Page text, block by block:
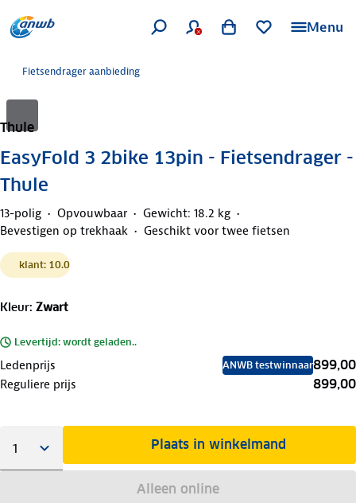
Menu
Fietsendrager aanbieding
Thule
EasyFold 3 2bike 13pin - Fietsendrager -
Thule
13-polig Opvouwbaar
Gewicht: 18.2 kg
Bevestigen op trekhaak
Geschikt voor twee fietsen
klant: 10.0
Kleur: Zwart
Levertijd: wordt geladen..
Ledenprijs ANWB testwinnaar899,00
Reguliere prijs 899,00
Plaats in winkelmand
Alleen online